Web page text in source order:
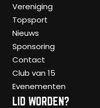
Vereniging
Topsport
Nieuws
Sponsoring
Contact
Club van 15
Evenementen
LID WORDEN?